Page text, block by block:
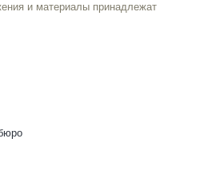
и материалы принадлежат